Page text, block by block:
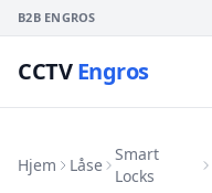
B2B ENGROS
CCTVEngros
Hjem Låse
Smart
Locks